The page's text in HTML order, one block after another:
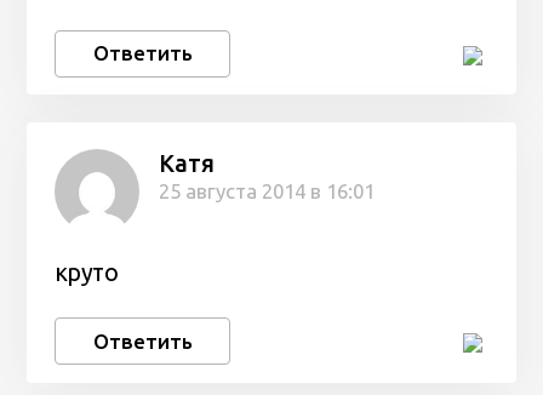
Ответить
Катя
25 августа 2014 в 16:01
круто
Ответить